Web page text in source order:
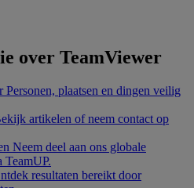
over TeamViewer
Personen, plaatsen en dingen veilig
artikelen of neem contact op
Neem deel aan ons globale
TeamUP.
resultaten bereikt door